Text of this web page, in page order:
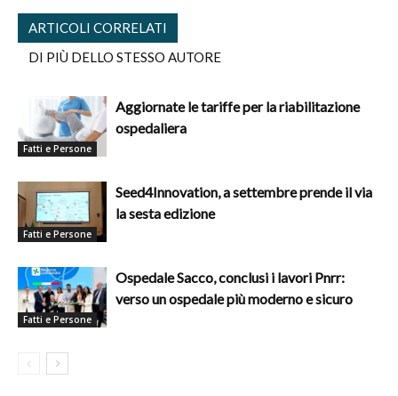
ARTICOLI CORRELATI
DI PIÙ DELLO STESSO AUTORE
Fatti e Persone
Aggiornate le tariffe per la riabilitazione
ospedaliera
Fatti e Persone
Seed4Innovation, a settembre prende il via
la sesta edizione
Fatti e Persone
Ospedale Sacco, conclusi i lavori Pnrr:
verso un ospedale più moderno e sicuro